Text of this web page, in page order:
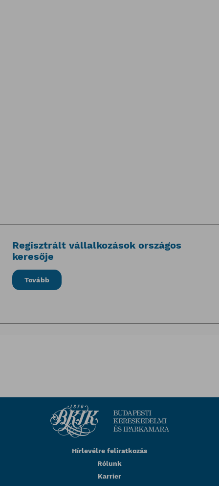
Regisztrált vállalkozások országos
keresője
Tovább
Hírlevélre feliratkozás
Rólunk
Karrier